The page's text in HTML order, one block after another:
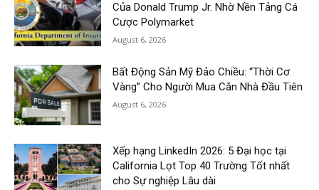
Của Donald Trump Jr. Nhờ Nền Tảng Cá
Cược Polymarket
August 6, 2026
Bất Động Sản Mỹ Đảo Chiều: “Thời Cơ
Vàng” Cho Người Mua Căn Nhà Đầu Tiên
August 6, 2026
Xếp hạng LinkedIn 2026: 5 Đại học tại
California Lọt Top 40 Trường Tốt nhất
cho Sự nghiệp Lâu dài